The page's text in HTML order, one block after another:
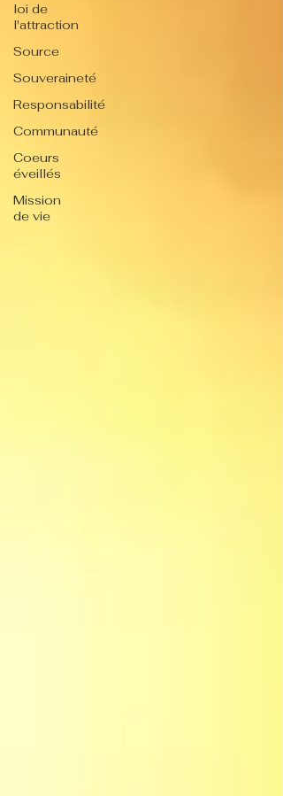
loi de
l'attraction
Source
Souveraineté
Responsabilité
Communauté
Coeurs
éveillés
Mission
de vie